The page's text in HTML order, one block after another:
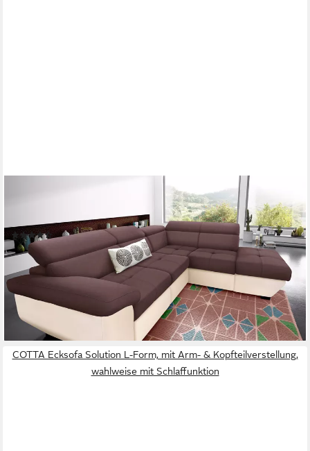
Ecksofa Speedway L-Form, B: 262 cm, Kopfteilverstellung,
optional Schlaffunktion & Bettkasten
(509)
ab 1.399,99 € UVP2.291,00 €
-39%
lieferbar in 5 Wochen
+1
COTTA Ecksofa Solution L-Form, mit Arm- & Kopfteilverstellung,
wahlweise mit Schlaffunktion